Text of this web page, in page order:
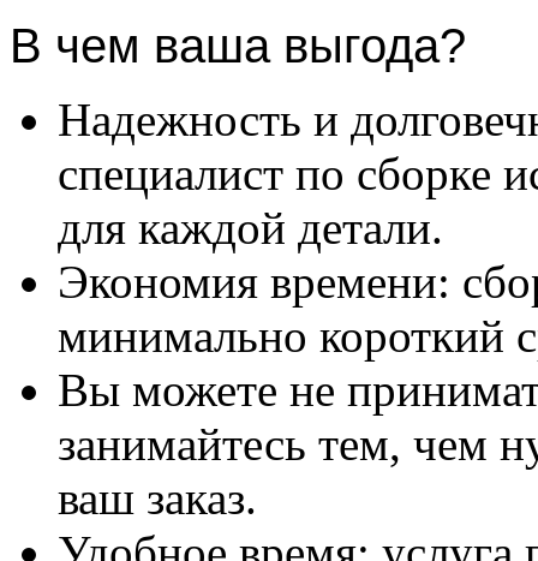
В чем ваша выгода?
Надежность и
специалист по сборке
для каждой детали.
Экономия времени:
минимально короткий
Вы можете не
занимайтесь тем, чем
ваш заказ.